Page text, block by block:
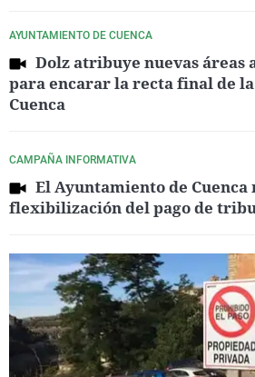
AYUNTAMIENTO DE CUENCA
Dolz atribuye nuevas áreas
para encarar la recta final de
Cuenca
CAMPAÑA INFORMATIVA
El Ayuntamiento de Cuenca
flexibilización del pago de